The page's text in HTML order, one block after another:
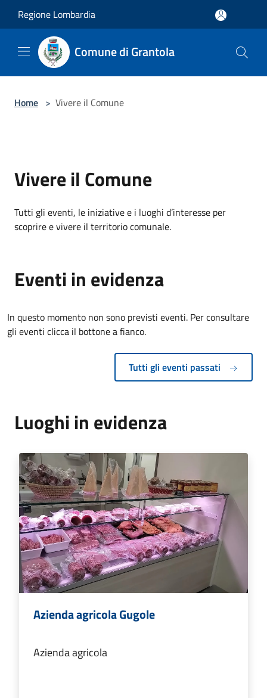
Regione Lombardia
Comune di Grantola
Home > Vivere il Comune
Vivere il Comune
Tutti gli eventi, le iniziative e i luoghi d’interesse per
scoprire e vivere il territorio comunale.
Eventi in evidenza
In questo momento non sono previsti eventi. Per consultare
gli eventi clicca il bottone a fianco.
Tutti gli eventi passati
Luoghi in evidenza
Azienda agricola Gugole
Azienda agricola